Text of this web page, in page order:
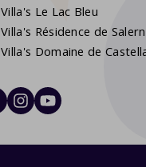
Villa's Le Lac Bleu
Villa's Résidence de
Villa's Domaine de